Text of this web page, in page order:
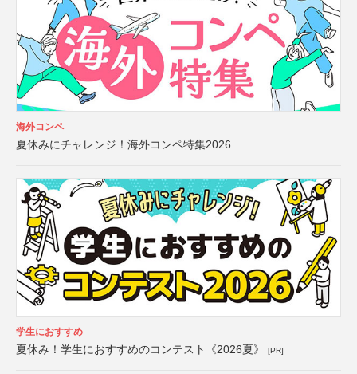
海外コンペ
夏休みにチャレンジ！海外コンペ特集2026
学生におすすめ
夏休み！学生におすすめのコンテスト《2026夏》 [PR]